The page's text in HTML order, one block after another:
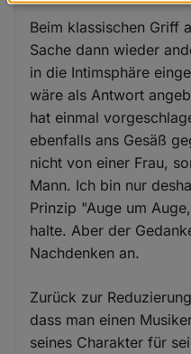
Beim klassischen Griff
Sache dann wieder
in die Intimsphäre
wäre als Antwort
hat einmal
ebenfalls ans Gesäß
nicht von einer Frau,
Mann. Ich bin nur
Prinzip "Auge um
halte. Aber der
Nachdenken an.
Zurück zur
dass man einen
seines Charakter für
Daten
und
Cookies